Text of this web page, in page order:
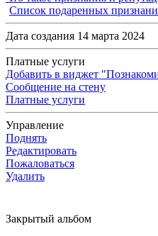
Список подаренных
Дата создания 14 марта 2024
Платные услуги
Добавить в виджет
Сообщение на стену
Платные услуги
Управление
Поднять
Редактировать
Пожаловаться
Удалить
Закрытый альбом